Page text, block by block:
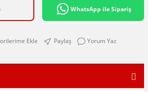
WhatsApp ile Sipariş
Paylaş Yorum Yaz